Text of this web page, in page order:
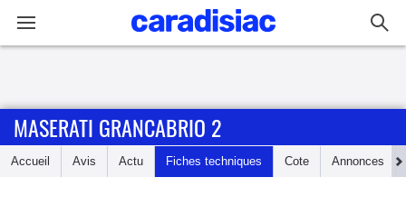
Accueil
MASERATI GRANCABRIO 2
Accueil Avis Actu Fiches techniques Cote Annonces